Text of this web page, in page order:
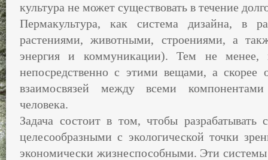
культура не может существовать в течение
Пермакультура, как система дизайна, в
растениями, животными, строениями, а
энергия и коммуникации). Тем не менее,
непосредственно с этими вещами, а скорее
взаимосвязей между всеми
человека.
Задача состоит в том, чтобы разрабатывать
целесообразными с экологической точки
экономически жизнеспособными. Эти